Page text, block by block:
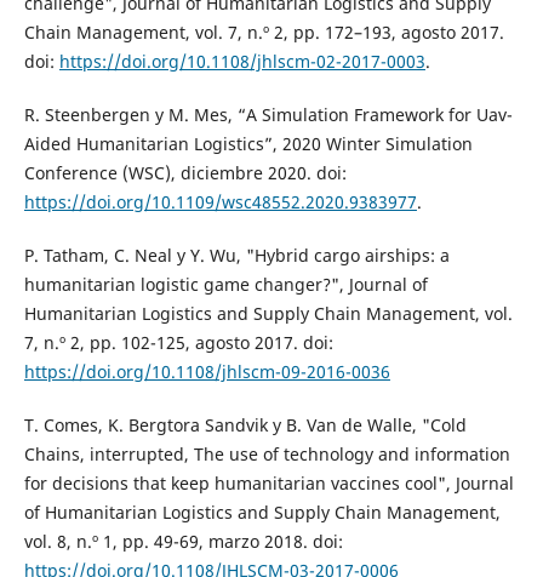
Chain Management, vol. 7, n.º 2, pp. 172–193, agosto 2017.
doi: https://doi.org/10.1108/jhlscm-02-2017-0003.
R. Steenbergen y M. Mes, “A Simulation Framework for Uav-
Aided Humanitarian Logistics”, 2020 Winter Simulation
Conference (WSC), diciembre 2020. doi:
https://doi.org/10.1109/wsc48552.2020.9383977.
P. Tatham, C. Neal y Y. Wu, "Hybrid cargo airships: a
humanitarian logistic game changer?", Journal of
Humanitarian Logistics and Supply Chain Management, vol.
7, n.º 2, pp. 102-125, agosto 2017. doi:
https://doi.org/10.1108/jhlscm-09-2016-0036
T. Comes, K. Bergtora Sandvik y B. Van de Walle, "Cold
Chains, interrupted, The use of technology and information
for decisions that keep humanitarian vaccines cool", Journal
of Humanitarian Logistics and Supply Chain Management,
vol. 8, n.º 1, pp. 49-69, marzo 2018. doi:
https://doi.org/10.1108/JHLSCM-03-2017-0006